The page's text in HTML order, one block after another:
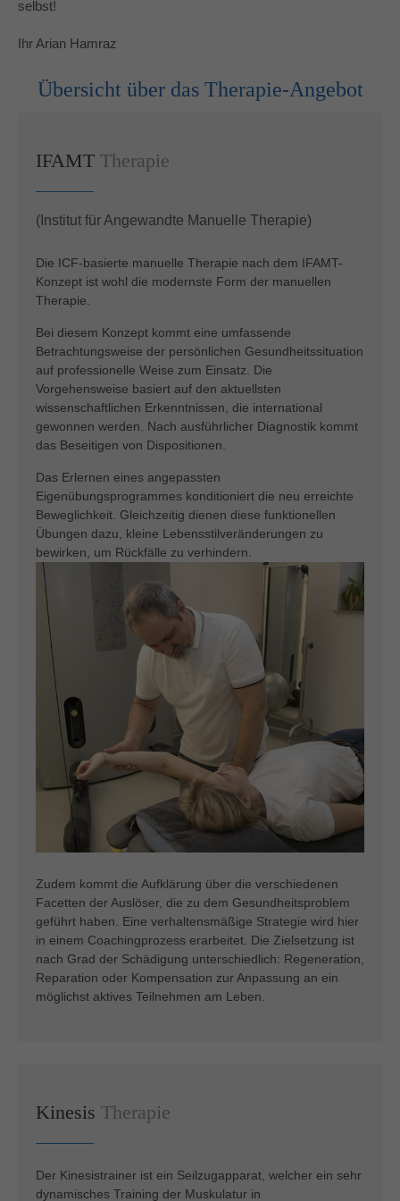
Drop us a line
About us
adipiscing elit.
Cum sociis natoque penatibus et magnis dis parturient
selbst!
Ihr Arian Hamraz
Übersicht über das Therapie-Angebot
IFAMT Therapie
(Institut für Angewandte Manuelle Therapie)
Die ICF-basierte manuelle Therapie nach dem IFAMT-
Konzept ist wohl die modernste Form der manuellen
Therapie.
Bei diesem Konzept kommt eine umfassende
Betrachtungsweise der persönlichen Gesundheitssituation
auf professionelle Weise zum Einsatz. Die
Vorgehensweise basiert auf den aktuellsten
wissenschaftlichen Erkenntnissen, die international
gewonnen werden. Nach ausführlicher Diagnostik kommt
das Beseitigen von Dispositionen.
Das Erlernen eines angepassten
Eigenübungsprogrammes konditioniert die neu erreichte
Beweglichkeit. Gleichzeitig dienen diese funktionellen
Übungen dazu, kleine Lebensstilveränderungen zu
bewirken, um Rückfälle zu verhindern.
Zudem kommt die Aufklärung über die verschiedenen
Facetten der Auslöser, die zu dem Gesundheitsproblem
geführt haben. Eine verhaltensmäßige Strategie wird hier
in einem Coachingprozess erarbeitet. Die Zielsetzung ist
nach Grad der Schädigung unterschiedlich: Regeneration,
Reparation oder Kompensation zur Anpassung an ein
möglichst aktives Teilnehmen am Leben.
Kinesis Therapie
Der Kinesistrainer ist ein Seilzugapparat, welcher ein sehr
dynamisches Training der Muskulatur in